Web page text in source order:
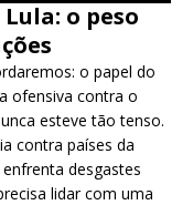
o peso
o papel do
ofensiva contra o
esteve tão tenso.
contra países da
desgastes
lidar com uma